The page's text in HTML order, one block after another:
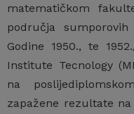
matematičkom
područja
Godine 1950., te
Institute Tecnology
na
zapažene rezultate